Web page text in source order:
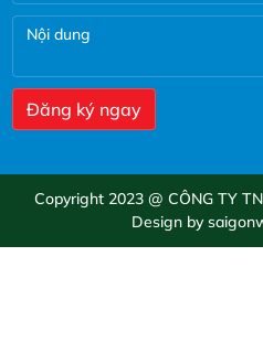
Copyright 2023 @ CÔNG TY
Design by